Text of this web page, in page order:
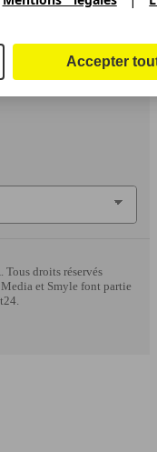
droits réservés
et Smyle font partie
Accepter